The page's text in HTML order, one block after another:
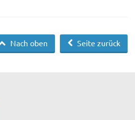
Seite zurück
Nach oben